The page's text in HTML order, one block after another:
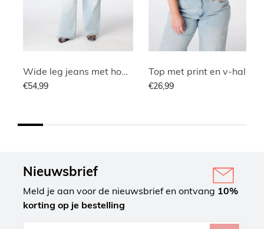
Wide leg jeans met hoge taille
€54,99
Top met print en v-hals
€26,99
Nieuwsbrief
Meld je aan voor de nieuwsbrief en ontvang 10%
korting op je bestelling